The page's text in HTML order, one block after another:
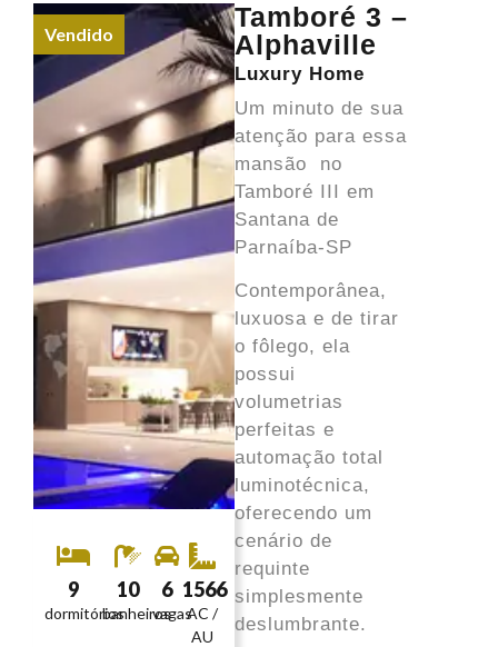
Vendido
9
dormitórios
10
banheiros
6
vagas
1566
AC /
AU
Tamboré 3 –
Alphaville
Luxury Home
Um minuto de sua
atenção para essa
mansão no
Tamboré III em
Santana de
Parnaíba-SP
Contemporânea,
luxuosa e de tirar
o fôlego, ela
possui
volumetrias
perfeitas e
automação total
luminotécnica,
oferecendo um
cenário de
requinte
simplesmente
deslumbrante.